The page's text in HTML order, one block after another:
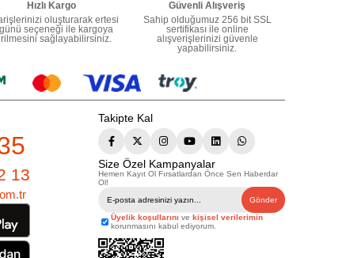
Hızlı Kargo
oluşturarak ertesi
seçeneği ile kargoya
sağlayabilirsiniz.
Güvenli Alışveriş
Sahip olduğumuz 256 bit SSL
sertifikası ile online
alışverişlerinizi güvenle
yapabilirsiniz.
13
Takipte Kal
Size Özel Kampanyalar
Hemen Kayıt Ol Fırsatlardan Önce Sen Haberdar
Ol!
Gönder
Üyelik koşullarını ve kişisel verilerimin
korunmasını kabul ediyorum.